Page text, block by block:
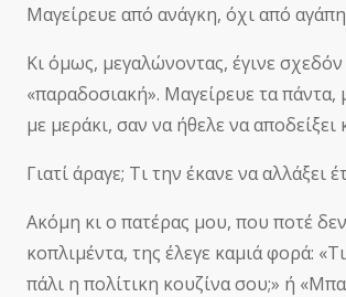
Μαγείρευε από ανάγκη, όχι από
Κι όμως, μεγαλώνοντας, έγινε σχεδόν
«παραδοσιακή». Μαγείρευε τα
με μεράκι, σαν να ήθελε να αποδείξει
Γιατί άραγε; Τι την έκανε να αλλάξει
Ακόμη κι ο πατέρας μου, που ποτέ
κοπλιμέντα, της έλεγε καμιά φορά:
πάλι η πολίτικη κουζίνα σου;» ή